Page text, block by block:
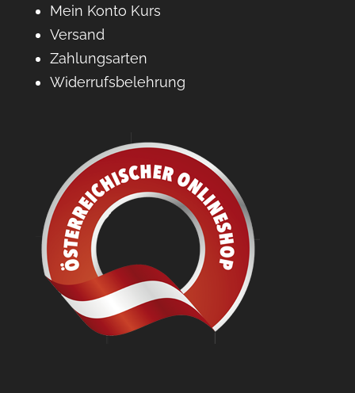
Mein Konto Kurs
Versand
Zahlungsarten
Widerrufsbelehrung